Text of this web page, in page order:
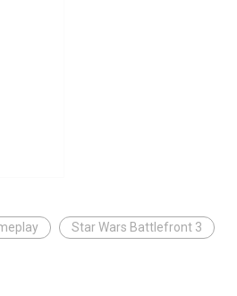
Star Wars Battlefront 3